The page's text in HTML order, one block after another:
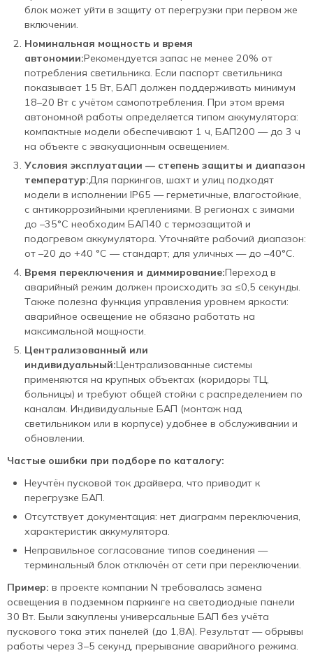
блок может уйти в защиту от перегрузки при первом же
включении.
Номинальная мощность и время
автономии:Рекомендуется запас не менее 20% от
потребления светильника. Если паспорт светильника
показывает 15 Вт, БАП должен поддерживать минимум
18–20 Вт с учётом самопотребления. При этом время
автономной работы определяется типом аккумулятора:
компактные модели обеспечивают 1 ч, БАП200 — до 3 ч
на объекте с эвакуационным освещением.
Условия эксплуатации — степень защиты и диапазон
температур:Для паркингов, шахт и улиц подходят
модели в исполнении IP65 — герметичные, влагостойкие,
с антикоррозийными креплениями. В регионах с зимами
до –35°С необходим БАП40 с термозащитой и
подогревом аккумулятора. Уточняйте рабочий диапазон:
от –20 до +40 °С — стандарт; для уличных — до –40°С.
Время переключения и диммирование:Переход в
аварийный режим должен происходить за ≤0,5 секунды.
Также полезна функция управления уровнем яркости:
аварийное освещение не обязано работать на
максимальной мощности.
Централизованный или
индивидуальный:Централизованные системы
применяются на крупных объектах (коридоры ТЦ,
больницы) и требуют общей стойки с распределением по
каналам. Индивидуальные БАП (монтаж над
светильником или в корпусе) удобнее в обслуживании и
обновлении.
Частые ошибки при подборе по каталогу:
Неучтён пусковой ток драйвера, что приводит к
перегрузке БАП.
Отсутствует документация: нет диаграмм переключения,
характеристик аккумулятора.
Неправильное согласование типов соединения —
терминальный блок отключён от сети при переключении.
Пример: в проекте компании N требовалась замена
освещения в подземном паркинге на светодиодные панели
30 Вт. Были закуплены универсальные БАП без учёта
пускового тока этих панелей (до 1,8А). Результат — обрывы
работы через 3–5 секунд, прерывание аварийного режима.